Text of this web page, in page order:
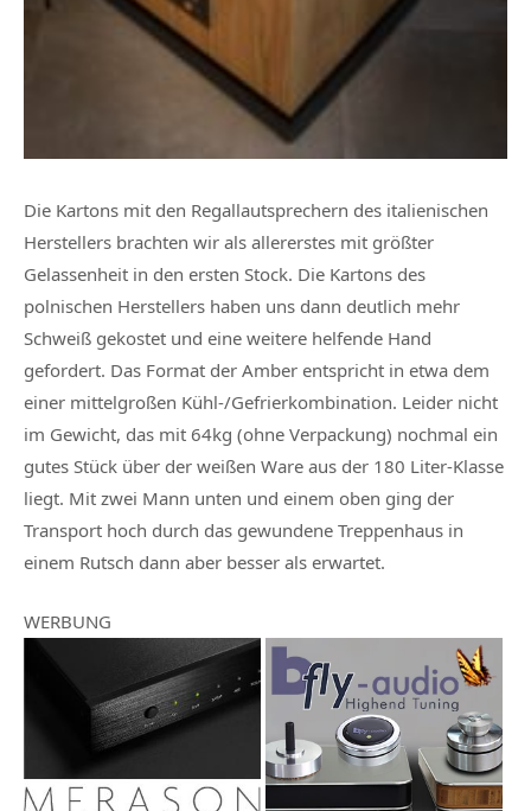
Die Kartons mit den Regallautsprechern des italienischen
Herstellers brachten wir als allererstes mit größter
Gelassenheit in den ersten Stock. Die Kartons des
polnischen Herstellers haben uns dann deutlich mehr
Schweiß gekostet und eine weitere helfende Hand
gefordert. Das Format der Amber entspricht in etwa dem
einer mittelgroßen Kühl-/Gefrierkombination. Leider nicht
im Gewicht, das mit 64kg (ohne Verpackung) nochmal ein
gutes Stück über der weißen Ware aus der 180 Liter-Klasse
liegt. Mit zwei Mann unten und einem oben ging der
Transport hoch durch das gewundene Treppenhaus in
einem Rutsch dann aber besser als erwartet.
WERBUNG